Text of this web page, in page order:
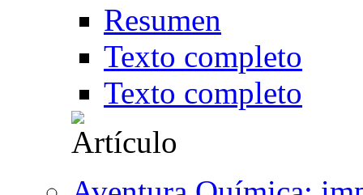
Resumen
Texto completo
Texto completo